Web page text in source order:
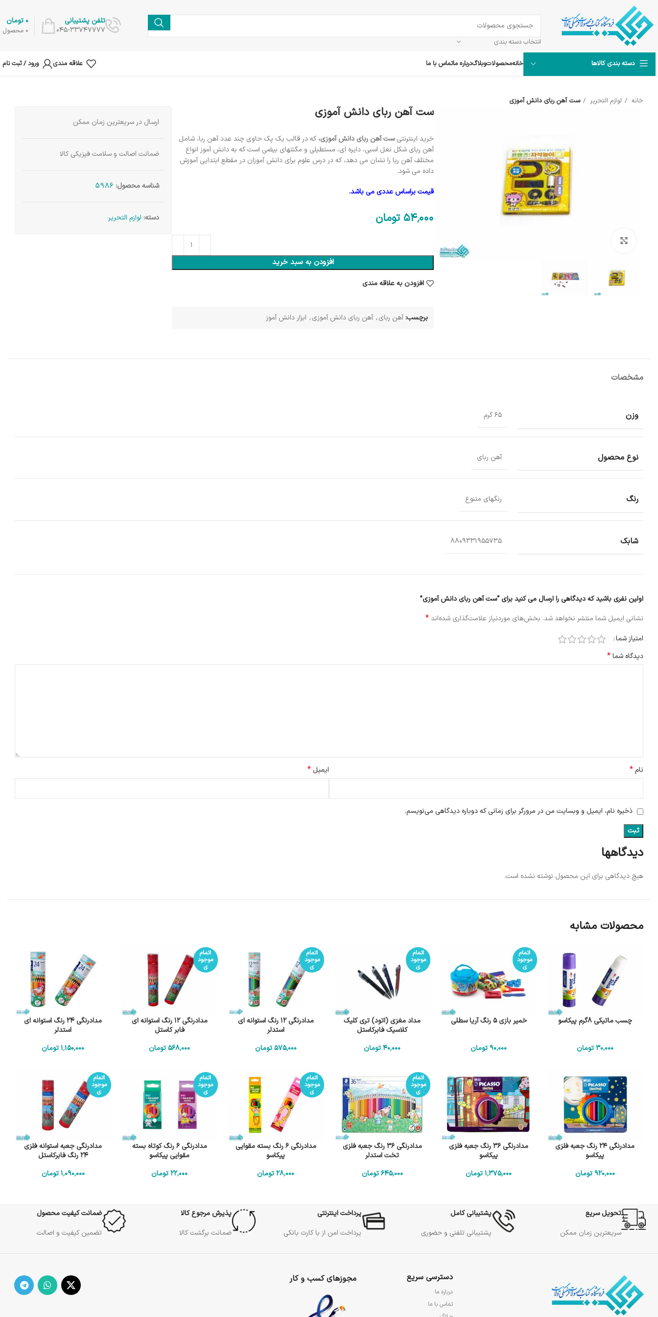
انتخاب دسته بندی
تلفن پشتیبانی
045-33747777
0 محصول
0 تومان
دسته بندی کالاها خانهمحصولاتوبلاگدرباره ماتماس با ما علاقه مندی ورود / ثبت نام
خانه لوازم التحریر ست آهن ربای دانش آموزی
ست آهن ربای دانش آموزی
خرید اینترنتیست آهن ربای دانش آموزی، که در قالب یک پک حاوی چند عدد آهن ربا، شامل
آهن ربای شکل نعل اسبی، دایره ای، مستطیلی و مگنتهای بیضی است که به دانش آموز انواع
مختلف آهن ربا را نشان می دهد، که در درس علوم برای دانش آموزان در مقطع ابتدایی آموزش
داده می شود.
قیمت براساس عددی می باشد.
54٬000 تومان
افزودن به سبد خرید
افزودن به علاقه مندی
برچسب:آهن ربای, آهن ربای دانش آموزی, ابزار دانش آموز
ارسال در سریعترین زمان ممکن
ضمانت اصالت و سلامت فیزیکی کالا
شناسه محصول: 5986
دسته: لوازم التحریر
مشخصات
وزن 65 گرم
نوع محصول آهن ربای
رنگ رنگهای متنوع
شابک 8809331955735
دیدگاهها
هیچ دیدگاهی برای این محصول نوشته نشده است.
اولین نفری باشید که دیدگاهی را ارسال می کنید برای “ست آهن ربای دانش آموزی”
نشانی ایمیل شما منتشر نخواهد شد. بخش‌های موردنیاز علامت‌گذاری شده‌اند*
امتیاز شما
دیدگاه شما*
نام* ایمیل*
ذخیره نام، ایمیل و وبسایت من در مرورگر برای زمانی که دوباره دیدگاهی می‌نویسم.
محصولات مشابه
چسب ماتیکی 8گرم پیکاسو
30٬000تومان
اتمام
موجود
ی
خمیر بازی 5 رنگ آریا سطلی
90٬000تومان
اتمام
موجود
ی
مداد مغزی (اتود) تری کلیک
کلاسیک فابرکاستل
40٬000تومان
اتمام
موجود
ی
مدادرنگی 12 رنگ استوانه ای
استدلر
575٬000تومان
اتمام
موجود
ی
مدادرنگی 12 رنگ استوانه ای
فابر کاستل
568٬000تومان
مدادرنگی 24 رنگ استوانه ای
استدلر
1٬150٬000 تومان
مدادرنگی 24 رنگ جعبه فلزی
پیکاسو
920٬000تومان
مدادرنگی 36 رنگ جعبه فلزی
پیکاسو
1٬375٬000تومان
اتمام
موجود
ی
مدادرنگی 36 رنگ جعبه فلزی
تخت استدلر
645٬000 تومان
اتمام
موجود
ی
مدادرنگی 6 رنگ بسته مقوایی
پیکاسو
28٬000 تومان
اتمام
موجود
ی
مدادرنگی 6 رنگ کوتاه بسته
مقوایی پیکاسو
22٬000تومان
اتمام
موجود
ی
مدادرنگی جعبه استوانه فلزی
24 رنگ فابرکاستل
1٬090٬000 تومان
تحویل سریع
سریعترین زمان ممکن
پشتیبانی کامل
پشتیبانی تلفنی و حضوری
پرداخت اینترنتی
پرداخت امن از با کارت بانکی
پذیرش مرجوع کالا
ضمانت برگشت کالا
ضمانت کیفیت محصول
تضمین کیفیت و اصالت
دسترسی سریع
درباره ما
تماس با ما
مجوزهای کسب و کار